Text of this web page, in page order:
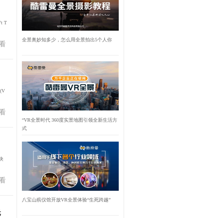
T
全景奥妙知多少，怎么用全景拍出5个人你
“VR全景时代 360度实景地图引领全新生活方
式
八宝山殡仪馆开放VR全景体验“生死跨越”